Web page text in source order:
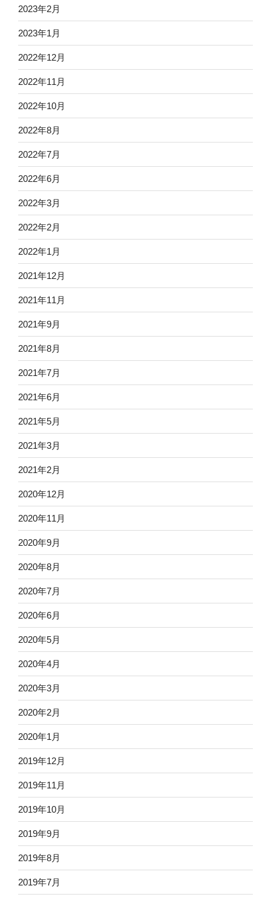
2023年2月
2023年1月
2022年12月
2022年11月
2022年10月
2022年8月
2022年7月
2022年6月
2022年3月
2022年2月
2022年1月
2021年12月
2021年11月
2021年9月
2021年8月
2021年7月
2021年6月
2021年5月
2021年3月
2021年2月
2020年12月
2020年11月
2020年9月
2020年8月
2020年7月
2020年6月
2020年5月
2020年4月
2020年3月
2020年2月
2020年1月
2019年12月
2019年11月
2019年10月
2019年9月
2019年8月
2019年7月